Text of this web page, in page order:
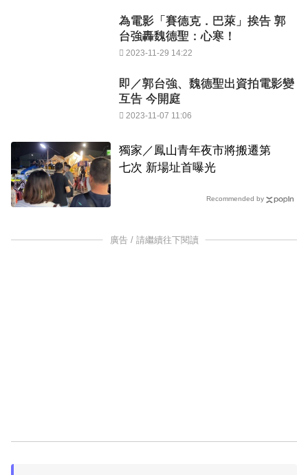
為電影「賽德克．巴萊」挨告 郭
台強轟魏德聖：心寒！
2023-11-29 14:22
即／郭台強、魏德聖出資拍電影變
互告 今開庭
2023-11-07 11:06
獨家／鳳山青年夜市將搬遷第
七次 新場址首曝光
Recommended by
廣告 / 請繼續往下閱讀